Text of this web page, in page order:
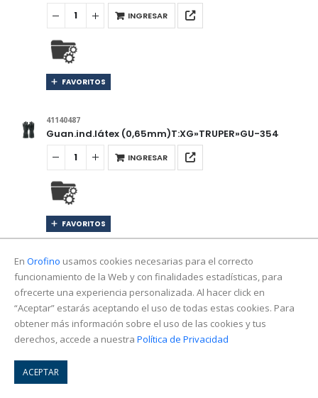
INGRESAR
FAVORITOS
41140487
Guan.ind.látex (0,65mm)T:XG»TRUPER»GU-354
INGRESAR
FAVORITOS
41140721
Guante ac.inox. ambidiestro-anticorte T:CH
«TRUPER» GU-921
INGRESAR
FAVORITOS
En Orofino usamos cookies necesarias para el correcto
funcionamiento de la Web y con finalidades estadísticas, para
ofrecerte una experiencia personalizada. Al hacer click en
“Aceptar” estarás aceptando el uso de todas estas cookies. Para
obtener más información sobre el uso de las cookies y tus
derechos, accede a nuestra Política de Privacidad
ACEPTAR